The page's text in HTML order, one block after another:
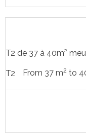
T2 de 37 à 40m²
T2 From 37 m2 to